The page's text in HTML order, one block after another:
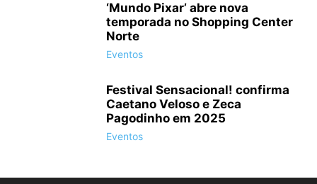
‘Mundo Pixar’ abre nova
temporada no Shopping Center
Norte
Eventos
Festival Sensacional! confirma
Caetano Veloso e Zeca
Pagodinho em 2025
Eventos